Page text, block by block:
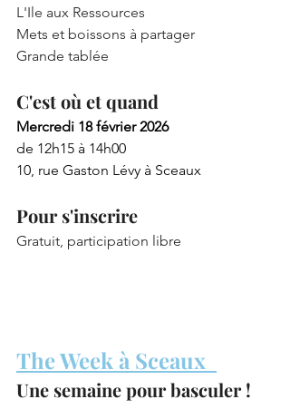
L'Ile aux Ressources
Mets et boissons à partager
Grande tablée
C'est où et quand
Mercredi 18 février 2026
de 12h15 à 14h00
10, rue Gaston Lévy à Sceaux
Pour s'inscrire
Gratuit, participation libre
The Week à Sceaux
Une semaine pour basculer !